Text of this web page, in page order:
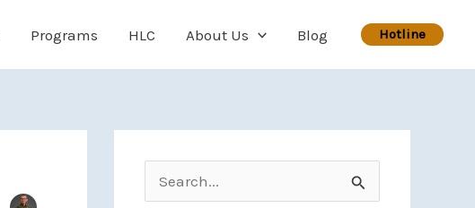
Programs HLC About Us Blog Hotline
Search for: